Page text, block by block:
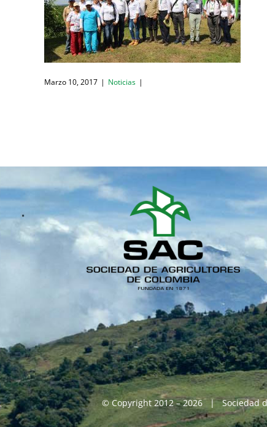
Marzo 10, 2017 | Noticias |
© Copyright 2012 – 2026 | Sociedad